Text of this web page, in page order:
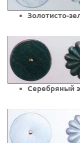
Золотисто-
Серебряный